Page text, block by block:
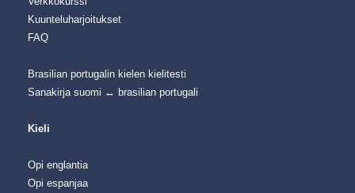
Kuunteluharjoitukset
FAQ
Brasilian portugalin kielen kielitesti
Sanakirja suomi ↔ brasilian portugali
Kieli
Opi englantia
Opi espanjaa